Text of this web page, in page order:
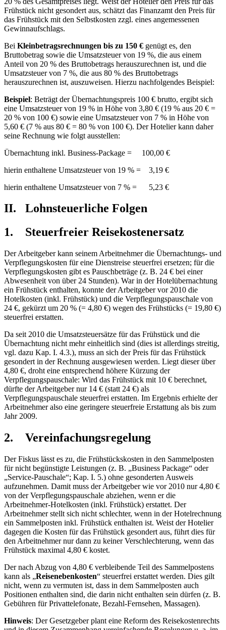
Frühstück nicht gesondert aus, schätzt das Finanzamt den Preis für
das Frühstück mit den Selbstkosten zzgl. eines angemessenen
Gewinnaufschlags.
Bei Kleinbetragsrechnungen bis zu 150 € genügt es, den
Bruttobetrag sowie die Umsatzsteuer von 19 %, die aus einem
Anteil von 20 % des Bruttobetrags herauszurechnen ist, und die
Umsatzsteuer von 7 %, die aus 80 % des Bruttobetrags
herauszurechnen ist, auszuweisen. Hierzu nachfolgendes Beispiel:
Beispiel: Beträgt der Übernachtungspreis 100 € brutto, ergibt sich
eine Umsatzsteuer von 19 % in Höhe von 3,80 € (19 % aus 20 € =
20 % von 100 €) sowie eine Umsatzsteuer von 7 % in Höhe von
5,60 € (7 % aus 80 € = 80 % von 100 €). Der Hotelier kann daher
seine Rechnung wie folgt ausstellen:
Übernachtung inkl. Business-Package = 100,00 €
hierin enthaltene Umsatzsteuer von 19 % = 3,19 €
hierin enthaltene Umsatzsteuer von 7 % = 5,23 €
II. Lohnsteuerliche Folgen
1. Steuerfreier Reisekostenersatz
Der Arbeitgeber kann seinem Arbeitnehmer die Übernachtungs- und
Verpflegungskosten für eine Dienstreise steuerfrei ersetzen; für die
Verpflegungskosten gibt es Pauschbeträge (z. B. 24 € bei einer
Abwesenheit von über 24 Stunden). War in der Hotelübernachtung
ein Frühstück enthalten, konnte der Arbeitgeber vor 2010 die
Hotelkosten (inkl. Frühstück) und die Verpflegungspauschale von
24 €, gekürzt um 20 % (= 4,80 €) wegen des Frühstücks (= 19,80 €)
steuerfrei erstatten.
Da seit 2010 die Umsatzsteuersätze für das Frühstück und die
Übernachtung nicht mehr einheitlich sind (dies ist allerdings streitig,
vgl. dazu Kap. I. 4.3.), muss an sich der Preis für das Frühstück
gesondert in der Rechnung ausgewiesen werden. Liegt dieser über
4,80 €, droht eine entsprechend höhere Kürzung der
Verpflegungspauschale: Wird das Frühstück mit 10 € berechnet,
dürfte der Arbeitgeber nur 14 € (statt 24 €) als
Verpflegungspauschale steuerfrei erstatten. Im Ergebnis erhielte der
Arbeitnehmer also eine geringere steuerfreie Erstattung als bis zum
Jahr 2009.
2. Vereinfachungsregelung
Der Fiskus lässt es zu, die Frühstückskosten in den Sammelposten
für nicht begünstigte Leistungen (z. B. „Business Package“ oder
„Service-Pauschale“; Kap. I. 5.) ohne gesonderten Ausweis
aufzunehmen. Damit muss der Arbeitgeber wie vor 2010 nur 4,80 €
von der Verpflegungspauschale abziehen, wenn er die
Arbeitnehmer-Hotelkosten (inkl. Frühstück) erstattet. Der
Arbeitnehmer stellt sich nicht schlechter, wenn in der Hotelrechnung
ein Sammelposten inkl. Frühstück enthalten ist. Weist der Hotelier
dagegen die Kosten für das Frühstück gesondert aus, führt dies für
den Arbeitnehmer nur dann zu keiner Verschlechterung, wenn das
Frühstück maximal 4,80 € kostet.
Der nach Abzug von 4,80 € verbleibende Teil des Sammelpostens
kann als „Reisenebenkosten“ steuerfrei erstattet werden. Dies gilt
nicht, wenn zu vermuten ist, dass in dem Sammelposten auch
Positionen enthalten sind, die darin nicht enthalten sein dürfen (z. B.
Gebühren für Privattelefonate, Bezahl-Fernsehen, Massagen).
Hinweis: Der Gesetzgeber plant eine Reform des Reisekostenrechts